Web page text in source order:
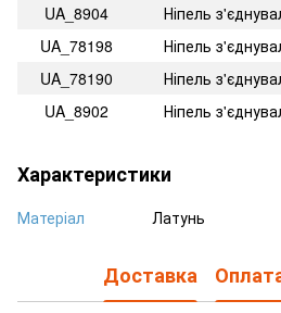
UA_8904
Ніпель
UA_78198
Ніпель
UA_78190
Ніпель
UA_8902
Ніпель
Характеристики
Матеріал Латунь
Доставка